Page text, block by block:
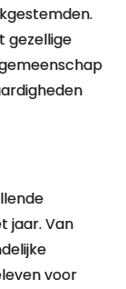
gezellige
jaar. Van
voor